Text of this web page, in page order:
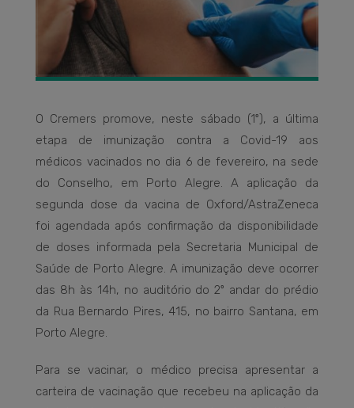
O Cremers promove, neste sábado (1º), a última
etapa de imunização contra a Covid-19 aos
médicos vacinados no dia 6 de fevereiro, na sede
do Conselho, em Porto Alegre. A aplicação da
segunda dose da vacina de Oxford/AstraZeneca
foi agendada após confirmação da disponibilidade
de doses informada pela Secretaria Municipal de
Saúde de Porto Alegre. A imunização deve ocorrer
das 8h às 14h, no auditório do 2º andar do prédio
da Rua Bernardo Pires, 415, no bairro Santana, em
Porto Alegre.
Para se vacinar, o médico precisa apresentar a
carteira de vacinação que recebeu na aplicação da